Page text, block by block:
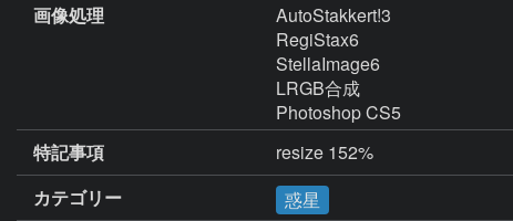
画像処理
AutoStakkert!3
RegiStax6
StellaImage6
LRGB合成
Photoshop CS5
特記事項
resize 152%
カテゴリー
惑星